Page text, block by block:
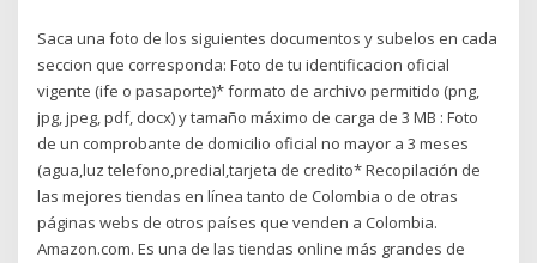
Saca una foto de los siguientes documentos y subelos en cada
seccion que corresponda: Foto de tu identificacion oficial
vigente (ife o pasaporte)* formato de archivo permitido (png,
jpg, jpeg, pdf, docx) y tamaño máximo de carga de 3 MB : Foto
de un comprobante de domicilio oficial no mayor a 3 meses
(agua,luz telefono,predial,tarjeta de credito* Recopilación de
las mejores tiendas en línea tanto de Colombia o de otras
páginas webs de otros países que venden a Colombia.
Amazon.com. Es una de las tiendas online más grandes de